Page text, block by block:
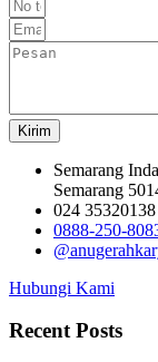
Kirim
Semarang
Semarang
024 35320138
0888-250-
Hubungi Kami
Recent Posts